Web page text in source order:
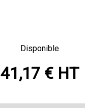
Disponible
41,17 € HT